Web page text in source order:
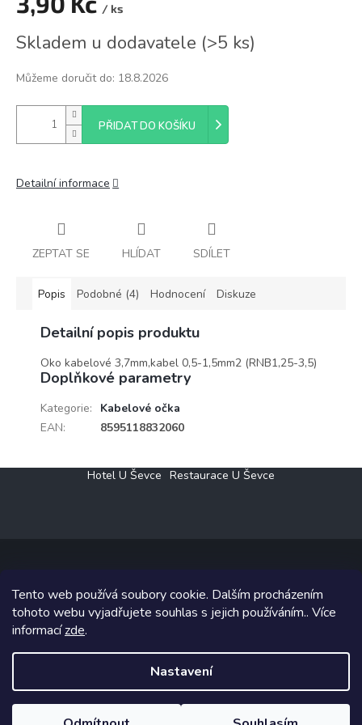
Tento web používá soubory cookie. Dalším procházením
tohoto webu vyjadřujete souhlas s jejich používáním.. Více
informacízde.
Nastavení
/ ks
cena:
Skladem u dodavatele (>5 ks)
Můžeme doručit do: 18.8.2026
PŘIDAT DO KOŠÍKU
Detailní informace
ZEPTAT SE HLÍDAT SDÍLET
Popis Podobné (4) Hodnocení Diskuze
Detailní popis produktu
Oko kabelové 3,7mm,kabel 0,5-1,5mm2 (RNB1,25-3,5)
Doplňkové parametry
Kategorie:
Kabelové očka
EAN: 8595118832060
Hotel U Ševce Restaurace U Ševce
Copyright 2026Elektro Klesný s.r.o.. Všechna práva vyhrazena.
Grafický návrh vytvořil a na Shoptet implementoval
Shoptetak.cz.
Vytvořil Shoptet